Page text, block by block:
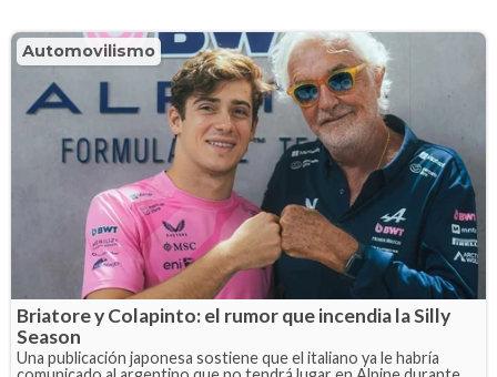
Automovilismo
Briatore y Colapinto: el rumor que incendia la Silly
Season
Una publicación japonesa sostiene que el italiano ya le habría